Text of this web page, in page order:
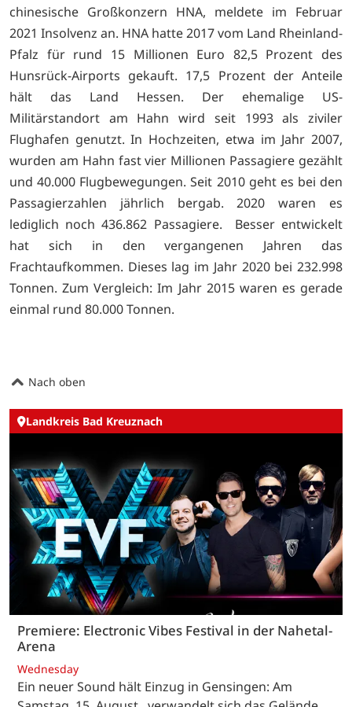
chinesische Großkonzern HNA, meldete im Februar
2021 Insolvenz an. HNA hatte 2017 vom Land Rheinland-
Pfalz für rund 15 Millionen Euro 82,5 Prozent des
Hunsrück-Airports gekauft. 17,5 Prozent der Anteile
hält das Land Hessen. Der ehemalige US-
Militärstandort am Hahn wird seit 1993 als ziviler
Flughafen genutzt. In Hochzeiten, etwa im Jahr 2007,
wurden am Hahn fast vier Millionen Passagiere gezählt
und 40.000 Flugbewegungen. Seit 2010 geht es bei den
Passagierzahlen jährlich bergab. 2020 waren es
lediglich noch 436.862 Passagiere. Besser entwickelt
hat sich in den vergangenen Jahren das
Frachtaufkommen. Dieses lag im Jahr 2020 bei 232.998
Tonnen. Zum Vergleich: Im Jahr 2015 waren es gerade
einmal rund 80.000 Tonnen.
Nach oben
Landkreis Bad Kreuznach
Premiere: Electronic Vibes Festival in der Nahetal-
Arena
Wednesday
Ein neuer Sound hält Einzug in Gensingen: Am